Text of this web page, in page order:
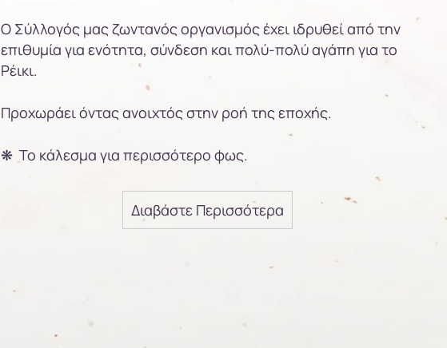
Ο Σύλλογός μας ζωντανός οργανισμός έχει ιδρυθεί από την
επιθυμία για ενότητα, σύνδεση και πολύ-πολύ αγάπη για το
Ρέικι.
Προχωράει όντας ανοιχτός στην ροή της εποχής.
❋ Το κάλεσμα για περισσότερο φως.
Διαβάστε Περισσότερα